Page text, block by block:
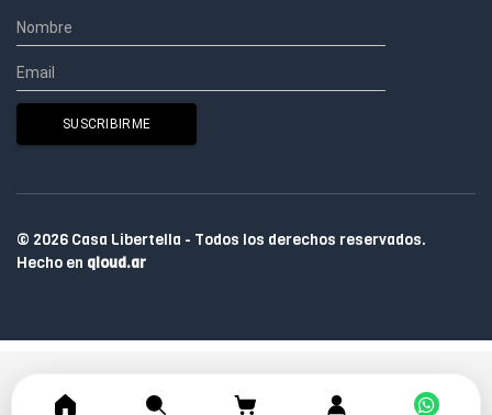
© 2026 Casa Libertella - Todos los derechos reservados.
Hecho en qloud.ar